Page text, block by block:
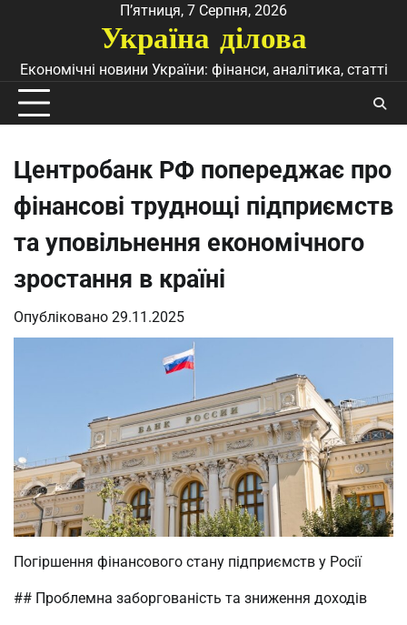
П’ятниця, 7 Серпня, 2026
Україна ділова
Економічні новини України: фінанси, аналітика, статті
Центробанк РФ попереджає про
фінансові труднощі підприємств
та уповільнення економічного
зростання в країні
Опубліковано 29.11.2025
Погіршення фінансового стану підприємств у Росії
## Проблемна заборгованість та зниження доходів